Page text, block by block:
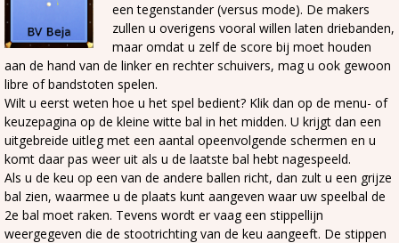
een tegenstander (versus mode). De makers
zullen u overigens vooral willen laten driebanden,
maar omdat u zelf de score bij moet houden
aan de hand van de linker en rechter schuivers, mag u ook gewoon
libre of bandstoten spelen.
Wilt u eerst weten hoe u het spel bedient? Klik dan op de menu- of
keuzepagina op de kleine witte bal in het midden. U krijgt dan een
uitgebreide uitleg met een aantal opeenvolgende schermen en u
komt daar pas weer uit als u de laatste bal hebt nagespeeld.
Als u de keu op een van de andere ballen richt, dan zult u een grijze
bal zien, waarmee u de plaats kunt aangeven waar uw speelbal de
2e bal moet raken. Tevens wordt er vaag een stippellijn
weergegeven die de stootrichting van de keu aangeeft. De stippen